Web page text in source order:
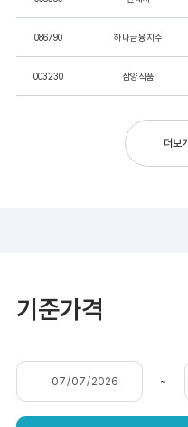
086790 하나금융지주
003230 삼양식품
더보기
기준가격
~